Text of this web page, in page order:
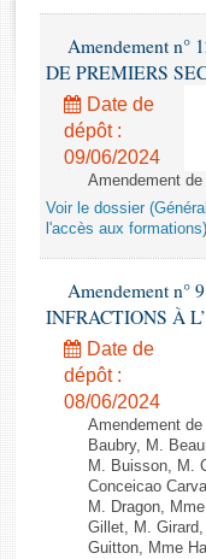
Rapports sur
Baromètre de
Dossiers législatifs
Questions écrites et
Amendement n°
DE PREMIERS
Date de
dépôt :
09/06/2024
Amendement
Voir le dossier
l'accès aux formations)
Amendement n°
INFRACTIONS À
Date de
dépôt :
08/06/2024
Amendement
Baubry, M.
M. Buisson, M.
Conceicao
M. Dragon,
Gillet, M.
Guitton, Mme